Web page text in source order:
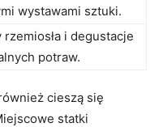
wystawami sztuki.
rzemiosła ⁣i degustacje
potraw.
cieszą się
statki